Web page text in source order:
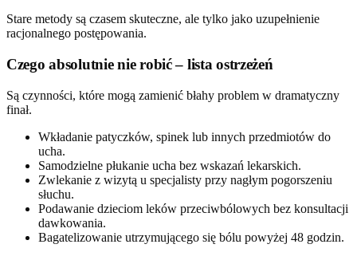
Stare metody są czasem skuteczne, ale tylko jako uzupełnienie
racjonalnego postępowania.
Czego absolutnie nie robić – lista ostrzeżeń
Są czynności, które mogą zamienić błahy problem w dramatyczny
finał.
Wkładanie patyczków, spinek lub innych przedmiotów do
ucha.
Samodzielne płukanie ucha bez wskazań lekarskich.
Zwlekanie z wizytą u specjalisty przy nagłym pogorszeniu
słuchu.
Podawanie dzieciom leków przeciwbólowych bez konsultacji
dawkowania.
Bagatelizowanie utrzymującego się bólu powyżej 48 godzin.